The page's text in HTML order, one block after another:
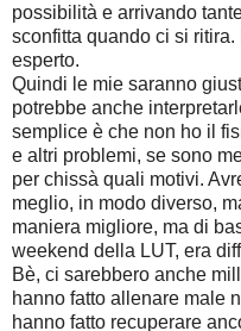
possibilità e arrivando
sconfitta quando ci si
esperto.
Quindi le mie saranno
potrebbe anche
semplice è che non ho il
e altri problemi, se sono
per chissà quali motivi.
meglio, in modo diverso,
maniera migliore, ma di
weekend della LUT, era
Bè, ci sarebbero anche
hanno fatto allenare male
hanno fatto recuperare